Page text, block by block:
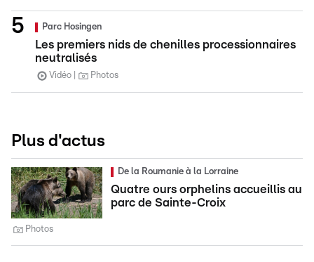
Parc Hosingen
Les premiers nids de chenilles processionnaires
neutralisés
Vidéo Photos
Plus d'actus
De la Roumanie à la Lorraine
Quatre ours orphelins accueillis au
parc de Sainte-Croix
Photos